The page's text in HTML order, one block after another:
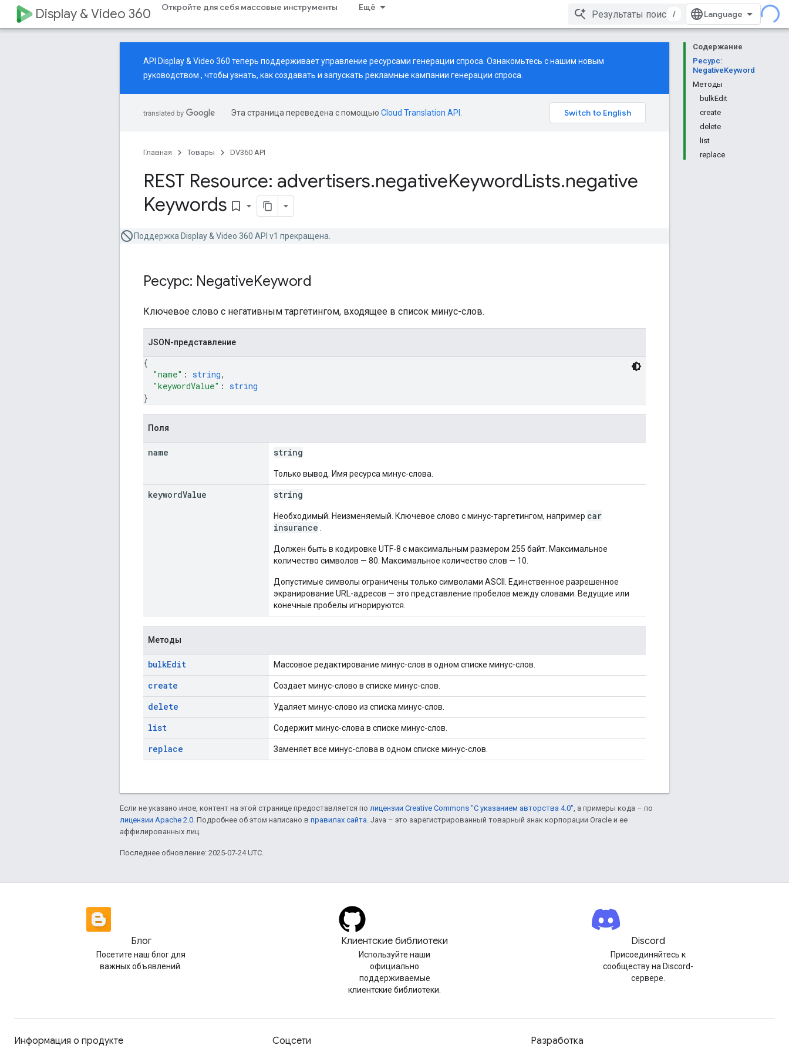
Display & Video 360 Откройте для себя массовые инструменты Ещё
/
Содержание
Ресурс:
NegativeKeyword
Методы
bulkEdit
create
delete
list
replace
API Display & Video 360 теперь поддерживает управление ресурсами генерации спроса. Ознакомьтесь с нашим новым
руководством , чтобы узнать, как создавать и запускать рекламные кампании генерации спроса.
Эта страница переведена с помощью Cloud Translation API
Главная Товары DV360 API
REST Resource: advertisers.negativeKeywordLists.negative
Keywords bookmark_border
Поддержка Display & Video 360 API v1 прекращена.
Ресурс: NegativeKeyword
Ключевое слово с негативным таргетингом, входящее в список минус-слов.
JSON-представление
{
"name" : string,
"keywordValue" : string
}
Поля
name string
Только вывод. Имя ресурса минус-слова.
keywordValue string
Необходимый. Неизменяемый. Ключевое слово с минус-таргетингом, например car
insurance
Должен быть в кодировке UTF-8 с максимальным размером 255 байт. Максимальное
количество символов — 80. Максимальное количество слов — 10.
Допустимые символы ограничены только символами ASCII. Единственное разрешенное
экранирование URL-адресов — это представление пробелов между словами. Ведущие или
конечные пробелы игнорируются.
Методы
bulkEdit Массовое редактирование минус-слов в одном списке минус-слов.
create Создает минус-слово в списке минус-слов.
delete Удаляет минус-слово из списка минус-слов.
list Содержит минус-слова в списке минус-слов.
replace Заменяет все минус-слова в одном списке минус-слов.
Если не указано иное, контент на этой странице предоставляется по лицензии Creative Commons "С указанием авторства 4.0" , а примеры кода – по
лицензии Apache 2.0 . Подробнее об этом написано в правилах сайта . Java – это зарегистрированный товарный знак корпорации Oracle и ее
аффилированных лиц.
Последнее обновление: 2025-07-24 UTC.
Блог
Посетите наш блог для
важных объявлений.
Клиентские библиотеки
Используйте наши
официально
поддерживаемые
клиентские библиотеки.
Discord
Присоединяйтесь к
сообществу на Discord-
сервере.
Информация о продукте Соцсети Разработка